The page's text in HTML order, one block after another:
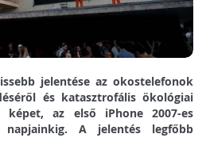
jelentése az okostelefonok
és katasztrofális ökológiai
az első iPhone 2007-es
napjainkig. A jelentés legfőbb